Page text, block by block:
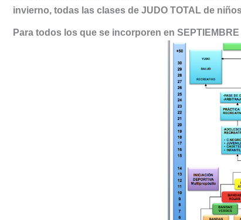
invierno, todas las clases de JUDO TOTAL de
Para todos los que se incorporen en SEPTIEMBRE